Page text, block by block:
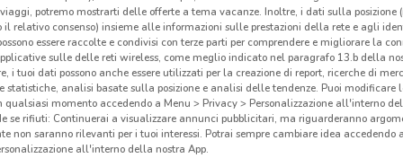
potremo mostrarti delle offerte a tema vacanze. Inoltre, i dati sulla posizione
il relativo consenso) insieme alle informazioni sulle prestazioni della rete e agli
essere raccolte e condivisi con terze parti per comprendere e migliorare la
sulle delle reti wireless, come meglio indicato nel paragrafo 13.b della
i tuoi dati possono anche essere utilizzati per la creazione di report, ricerche di
statistiche, analisi basate sulla posizione e analisi delle tendenze. Puoi modificare
qualsiasi momento accedendo a Menu > Privacy > Personalizzazione all'interno
se rifiuti: Continuerai a visualizzare annunci pubblicitari, ma riguarderanno
non saranno rilevanti per i tuoi interessi. Potrai sempre cambiare idea accedendo
all'interno della nostra App.